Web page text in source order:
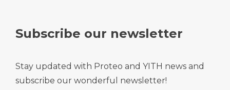
Subscribe our newsletter
Stay updated with Proteo and YITH news and
subscribe our wonderful newsletter!